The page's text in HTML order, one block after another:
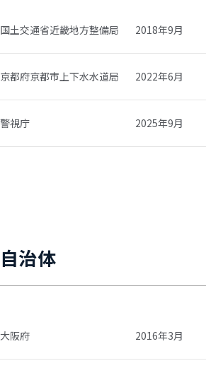
国土交通省近畿地方整備局 2018年9月
京都府京都市上下水水道局 2022年6月
警視庁 2025年9月
自治体
大阪府 2016年3月